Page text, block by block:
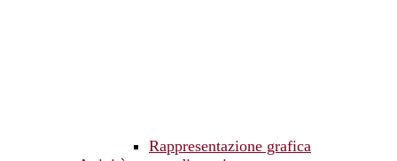
Rappresentazione grafica